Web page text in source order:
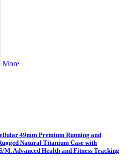
More
49mm Premium Running and
Natural Titanium Case with
Advanced Health and Fitness Tracking